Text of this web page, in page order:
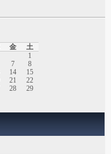
金
土
1
7
8
14
15
21
22
28
29